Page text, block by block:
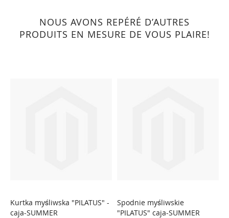
NOUS AVONS REPÉRÉ D’AUTRES
PRODUITS EN MESURE DE VOUS PLAIRE!
Kurtka myśliwska "PILATUS" -
caja-SUMMER
Spodnie myśliwskie
"PILATUS" caja-SUMMER